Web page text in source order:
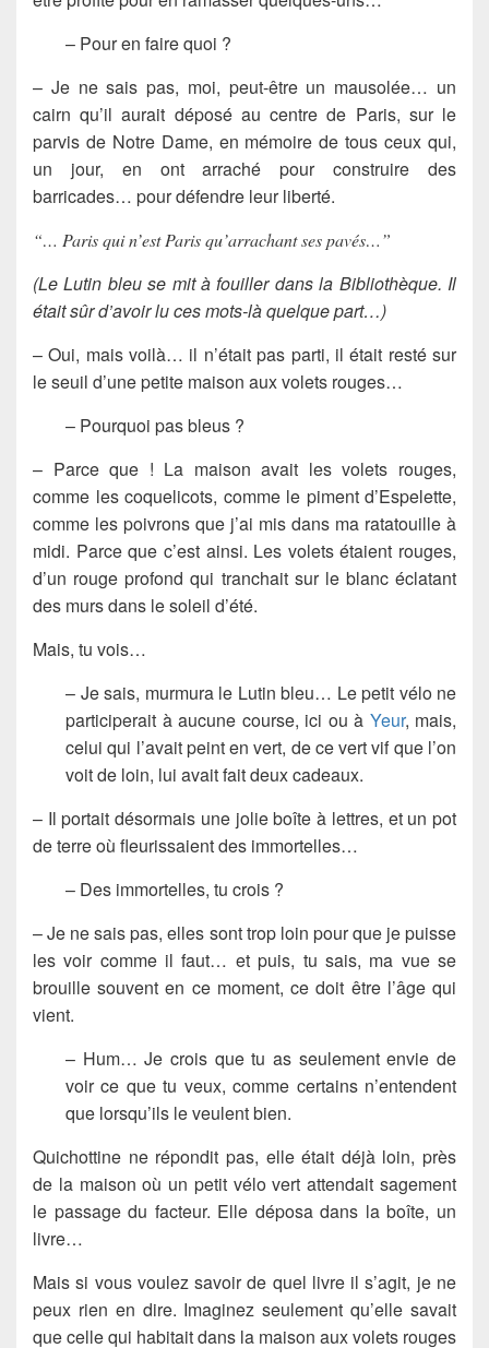
– Pour en faire quoi ?
– Je ne sais pas, moi, peut-être un mausolée… un
cairn qu’il aurait déposé au centre de Paris, sur le
parvis de Notre Dame, en mémoire de tous ceux qui,
un jour, en ont arraché pour construire des
barricades… pour défendre leur liberté.
“… Paris qui n’est Paris qu’arrachant ses pavés…”
(Le Lutin bleu se mit à fouiller dans la Bibliothèque. Il
était sûr d’avoir lu ces mots-là quelque part…)
– Oui, mais voilà… il n’était pas parti, il était resté sur
le seuil d’une petite maison aux volets rouges…
– Pourquoi pas bleus ?
– Parce que ! La maison avait les volets rouges,
comme les coquelicots, comme le piment d’Espelette,
comme les poivrons que j’ai mis dans ma ratatouille à
midi. Parce que c’est ainsi. Les volets étaient rouges,
d’un rouge profond qui tranchait sur le blanc éclatant
des murs dans le soleil d’été.
Mais, tu vois…
– Je sais, murmura le Lutin bleu… Le petit vélo ne
participerait à aucune course, ici ou à Yeur, mais,
celui qui l’avait peint en vert, de ce vert vif que l’on
voit de loin, lui avait fait deux cadeaux.
– Il portait désormais une jolie boîte à lettres, et un pot
de terre où fleurissaient des immortelles…
– Des immortelles, tu crois ?
– Je ne sais pas, elles sont trop loin pour que je puisse
les voir comme il faut… et puis, tu sais, ma vue se
brouille souvent en ce moment, ce doit être l’âge qui
vient.
– Hum… Je crois que tu as seulement envie de
voir ce que tu veux, comme certains n’entendent
que lorsqu’ils le veulent bien.
Quichottine ne répondit pas, elle était déjà loin, près
de la maison où un petit vélo vert attendait sagement
le passage du facteur. Elle déposa dans la boîte, un
livre…
Mais si vous voulez savoir de quel livre il s’agit, je ne
peux rien en dire. Imaginez seulement qu’elle savait
que celle qui habitait dans la maison aux volets rouges